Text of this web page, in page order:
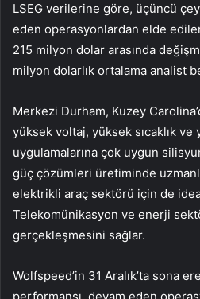
LSEG verilerine göre, üçüncü
eden operasyonlardan elde
215 milyon dolar arasında
milyon dolarlık ortalama analist
Merkezi Durham, Kuzey
yüksek voltaj, yüksek sıcaklık ve
uygulamalarına çok uygun
güç çözümleri üretiminde
elektrikli araç sektörü için de
Telekomünikasyon ve enerji
gerçekleşmesini sağlar.
Wolfspeed’in 31 Aralık’ta sona